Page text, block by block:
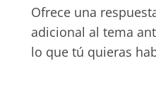
Ofrece una
adicional al tema
lo que tú quieras